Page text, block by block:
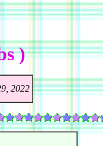
)
2022